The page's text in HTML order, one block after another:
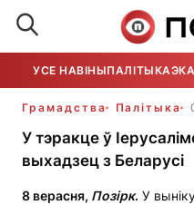
УСЕ НАВІНЫПАЛІТЫКА
Грамадства Палітыка
У тэракце ў
выхадзец з Беларусі
8 верасня, Позірк. У